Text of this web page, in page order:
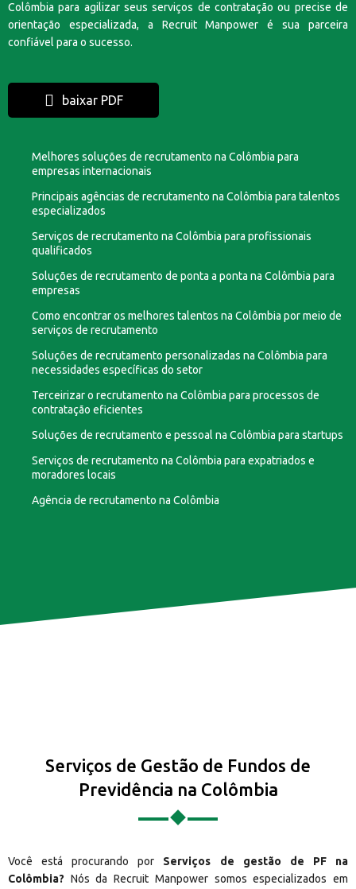
Colômbia para agilizar seus serviços de contratação ou precise de
orientação especializada, a Recruit Manpower é sua parceira
confiável para o sucesso.
baixar PDF
Melhores soluções de recrutamento na Colômbia para
empresas internacionais
Principais agências de recrutamento na Colômbia para talentos
especializados
Serviços de recrutamento na Colômbia para profissionais
qualificados
Soluções de recrutamento de ponta a ponta na Colômbia para
empresas
Como encontrar os melhores talentos na Colômbia por meio de
serviços de recrutamento
Soluções de recrutamento personalizadas na Colômbia para
necessidades específicas do setor
Terceirizar o recrutamento na Colômbia para processos de
contratação eficientes
Soluções de recrutamento e pessoal na Colômbia para startups
Serviços de recrutamento na Colômbia para expatriados e
moradores locais
Agência de recrutamento na Colômbia
Serviços de Gestão de Fundos de
Previdência na Colômbia
Você está procurando por Serviços de gestão de PF na
Colômbia? Nós da Recruit Manpower somos especializados em